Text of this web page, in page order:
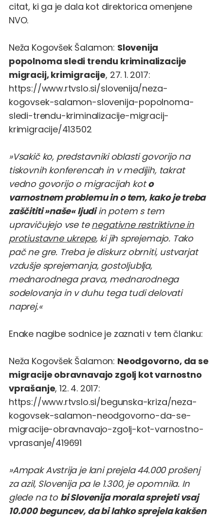
citat, ki ga je dala kot direktorica omenjene
NVO.
Neža Kogovšek Šalamon: Slovenija
popolnoma sledi trendu kriminalizacije
migracij, krimigracije, 27. 1. 2017:
https://www.rtvslo.si/slovenija/neza-
kogovsek-salamon-slovenija-popolnoma-
sledi-trendu-kriminalizacije-migracij-
krimigracije/413502
»Vsakič ko, predstavniki oblasti govorijo na
tiskovnih konferencah in v medijih, takrat
vedno govorijo o migracijah koto
varnostnem problemu in o tem, kako je treba
zaščititi »naše« ljudiin potem s tem
upravičujejo vse tenegativne restriktivne in
protiustavne ukrepe, ki jih sprejemajo. Tako
pač ne gre. Treba je diskurz obrniti, ustvarjat
vzdušje sprejemanja, gostoljublja,
mednarodnega prava, mednarodnega
sodelovanja in v duhu tega tudi delovati
naprej.«
Enake nagibe sodnice je zaznati v tem članku:
Neža Kogovšek Šalamon: Neodgovorno, da se
migracije obravnavajo zgolj kot varnostno
vprašanje, 12. 4. 2017:
https://www.rtvslo.si/begunska-kriza/neza-
kogovsek-salamon-neodgovorno-da-se-
migracije-obravnavajo-zgolj-kot-varnostno-
vprasanje/419691
»Ampak Avstrija je lani prejela 44.000 prošenj
za azil, Slovenija pa le 1.300, je opomnila. In
glede na to bi Slovenija morala sprejeti vsaj
10.000 beguncev, da bi lahko sprejela kakšen